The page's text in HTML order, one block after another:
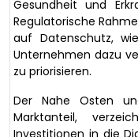
Gesundheit und
Regulatorische
auf Datenschutz,
Unternehmen dazu
zu priorisieren.
Der Nahe Osten
Marktanteil,
Investitionen in die